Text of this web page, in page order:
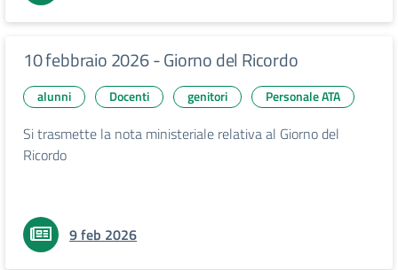
10 febbraio 2026 - Giorno del Ricordo
alunni Docenti genitori Personale ATA
Si trasmette la nota ministeriale relativa al Giorno del
Ricordo
9 feb 2026